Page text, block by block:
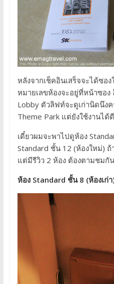
หลังจากเช็คอินเสร็จจะได้ซอ
หมายเลขห้องจะอยู่ที่หน้าซอ
Lobby ตัวลิฟท์จะดูเก่านิดนึง
Theme Park แต่ยังใช้งานได้ดี
เดี๋ยวผมจะพาไปดูห้อง
Standard ชั้น 12 (ห้องใหม่) ถ้
แต่มีรีวิว 2 ห้อง ต้องตามชมกั
ห้อง Standard ชั้น 8 (ห้องเก่า